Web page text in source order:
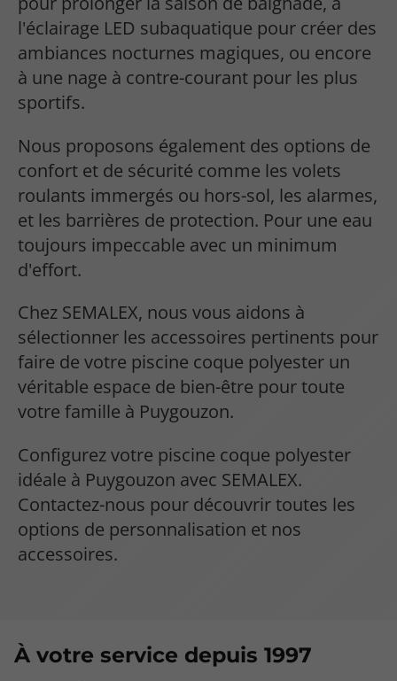
l'éclairage LED subaquatique pour créer des
ambiances nocturnes magiques, ou encore
à une nage à contre-courant pour les plus
sportifs.
Nous proposons également des options de
confort et de sécurité comme les volets
roulants immergés ou hors-sol, les alarmes,
et les barrières de protection. Pour une eau
toujours impeccable avec un minimum
d'effort.
Chez SEMALEX, nous vous aidons à
sélectionner les accessoires pertinents pour
faire de votre piscine coque polyester un
véritable espace de bien-être pour toute
votre famille à Puygouzon.
Configurez votre piscine coque polyester
idéale à Puygouzon avec SEMALEX.
Contactez-nous pour découvrir toutes les
options de personnalisation et nos
accessoires.
À votre service depuis 1997